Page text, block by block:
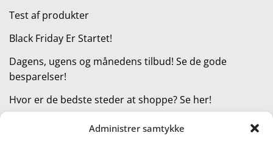
Administrer samtykke
Test af produkter
Black Friday Er Startet!
Dagens, ugens og månedens tilbud! Se de gode
besparelser!
Hvor er de bedste steder at shoppe? Se her!